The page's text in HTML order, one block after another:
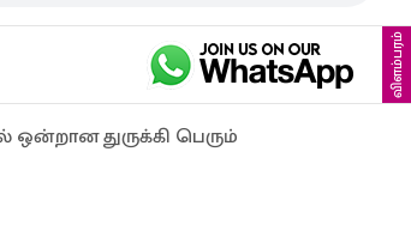
விளம்பரம்
ஒன்றான துருக்கி பெரும்